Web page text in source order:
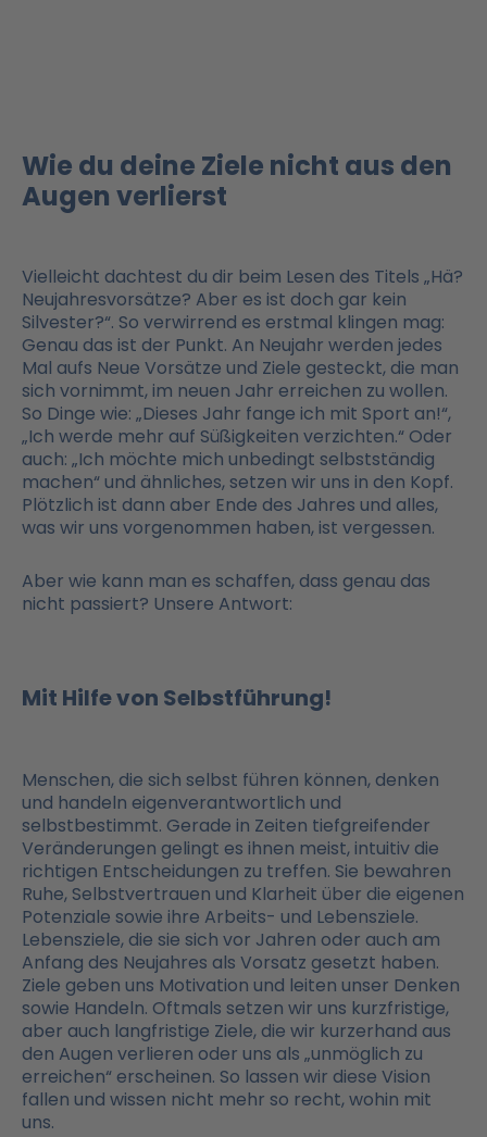
Wie du deine Ziele nicht aus den
Augen verlierst
Vielleicht dachtest du dir beim Lesen des Titels „Hä?
Neujahresvorsätze? Aber es ist doch gar kein
Silvester?“. So verwirrend es erstmal klingen mag:
Genau das ist der Punkt. An Neujahr werden jedes
Mal aufs Neue Vorsätze und Ziele gesteckt, die man
sich vornimmt, im neuen Jahr erreichen zu wollen.
So Dinge wie: „Dieses Jahr fange ich mit Sport an!“,
„Ich werde mehr auf Süßigkeiten verzichten.“ Oder
auch: „Ich möchte mich unbedingt selbstständig
machen“ und ähnliches, setzen wir uns in den Kopf.
Plötzlich ist dann aber Ende des Jahres und alles,
was wir uns vorgenommen haben, ist vergessen.
Aber wie kann man es schaffen, dass genau das
nicht passiert? Unsere Antwort:
Mit Hilfe von Selbstführung!
Menschen, die sich selbst führen können, denken
und handeln eigenverantwortlich und
selbstbestimmt. Gerade in Zeiten tiefgreifender
Veränderungen gelingt es ihnen meist, intuitiv die
richtigen Entscheidungen zu treffen. Sie bewahren
Ruhe, Selbstvertrauen und Klarheit über die eigenen
Potenziale sowie ihre Arbeits- und Lebensziele.
Lebensziele, die sie sich vor Jahren oder auch am
Anfang des Neujahres als Vorsatz gesetzt haben.
Ziele geben uns Motivation und leiten unser Denken
sowie Handeln. Oftmals setzen wir uns kurzfristige,
aber auch langfristige Ziele, die wir kurzerhand aus
den Augen verlieren oder uns als „unmöglich zu
erreichen“ erscheinen. So lassen wir diese Vision
fallen und wissen nicht mehr so recht, wohin mit
uns.